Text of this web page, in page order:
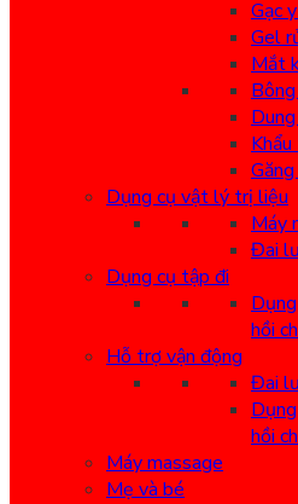
Gạc
Gel
Mắt
Dụng cụ vật lý trị liệu
Máy
Đai
Dụng cụ tập đi
hồi
Hỗ trợ vận động
Đai
hồi
Máy massage
Mẹ và bé